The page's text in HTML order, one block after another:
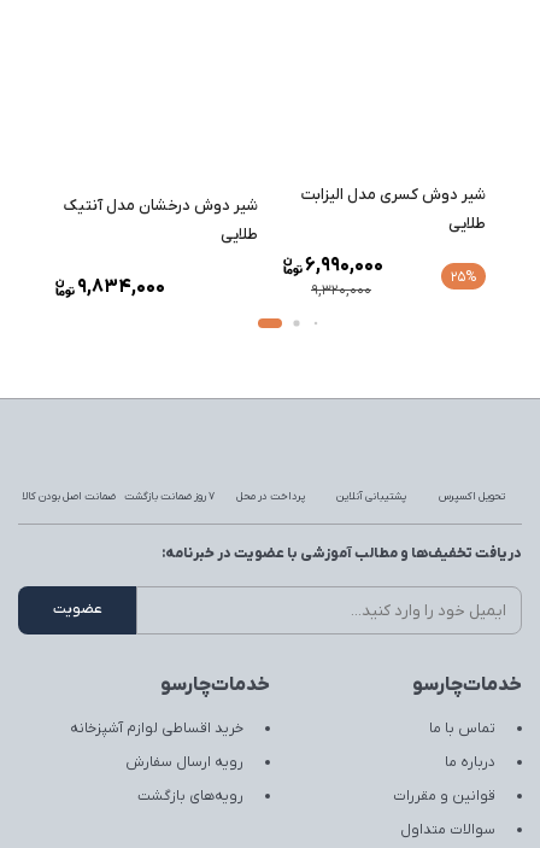
شیر دوش کسری مدل الیزابت
طلایی
25%
9,320,000
6,990,000
شیر دوش درخشان مدل آنتیک
طلایی
9,834,000
تحویل اکسپرس پشتیبانی آنلاین پرداخت در محل 7 روز ضمانت بازگشت ضمانت اصل بودن کالا
خدمات‌چارسو
تماس با ما
درباره ما
قوانین و مقررات
سوالات متداول
خدمات‌چارسو
خرید اقساطی لوازم آشپزخانه
رویه ارسال سفارش
رویه‌های بازگشت
دریافت تخفیف‌ها و مطالب آموزشی با عضویت در خبرنامه: